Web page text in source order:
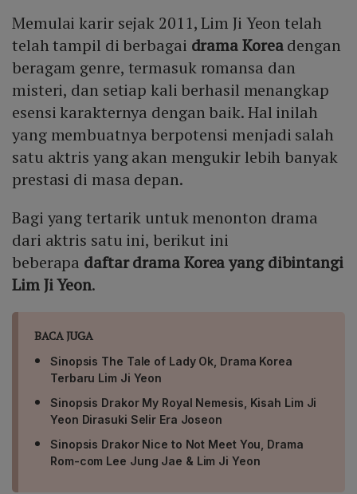
“High Society”: Penghargaan Bintang Baru di SBS
Drama Awards serta Aktris Pendatang Baru Terbaik di
Korea Drama Awards.
Memulai karir sejak 2011, Lim Ji Yeon telah
telah tampil di berbagai drama Koreadengan
beragam genre, termasuk romansa dan
misteri, dan setiap kali berhasil menangkap
esensi karakternya dengan baik. Hal inilah
yang membuatnya berpotensi menjadi salah
satu aktris yang akan mengukir lebih banyak
prestasi di masa depan.
Bagi yang tertarik untuk menonton drama
dari aktris satu ini, berikut ini
beberapa daftar drama Korea yang dibintangi
Lim Ji Yeon.
BACA JUGA
Sinopsis The Tale of Lady Ok, Drama Korea
Terbaru Lim Ji Yeon
Sinopsis Drakor My Royal Nemesis, Kisah Lim Ji
Yeon Dirasuki Selir Era Joseon
Sinopsis Drakor Nice to Not Meet You, Drama
Rom-com Lee Jung Jae & Lim Ji Yeon